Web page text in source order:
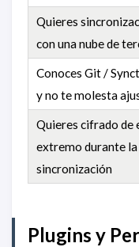
Quieres
con una nube de
Conoces Git /
y no te molesta
Quieres cifrado de
extremo durante la
sincronización
Plugins y